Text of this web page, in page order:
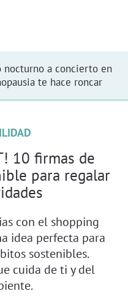
nocturno a concierto en
te hace roncar
10 firmas de
para regalar
con el shopping
idea perfecta para
sostenibles.
cuida de ti y del